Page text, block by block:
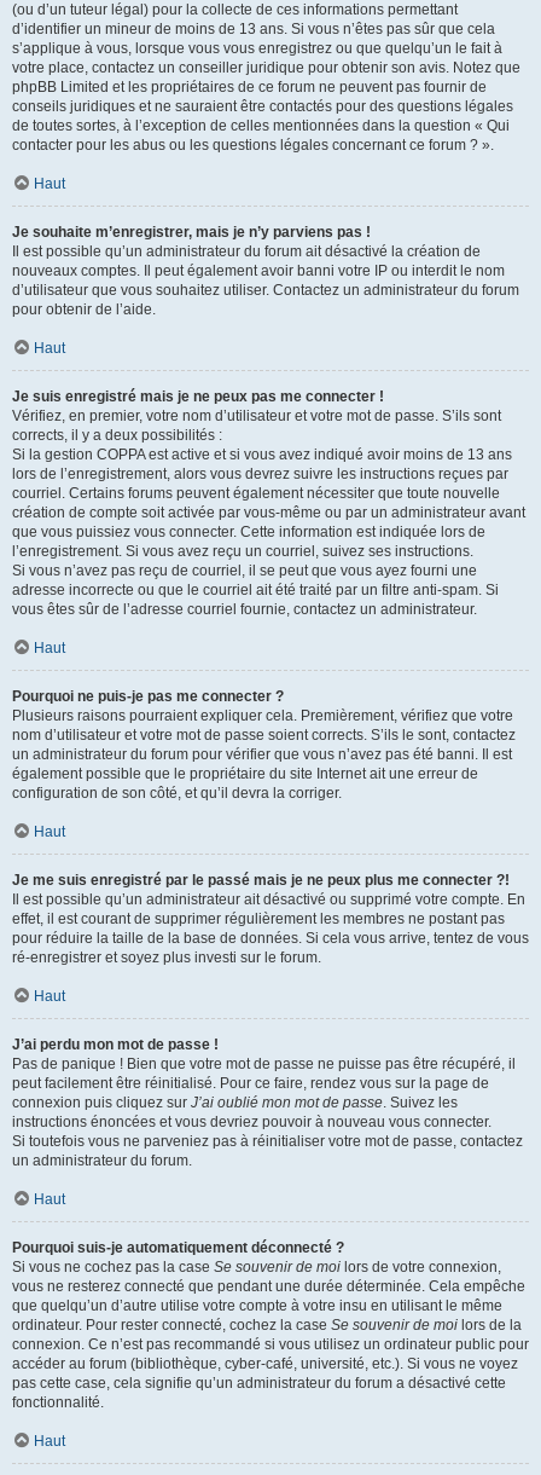
(ou d’un tuteur légal) pour la collecte de ces informations permettant
d’identifier un mineur de moins de 13 ans. Si vous n’êtes pas sûr que cela
s’applique à vous, lorsque vous vous enregistrez ou que quelqu’un le fait à
votre place, contactez un conseiller juridique pour obtenir son avis. Notez que
phpBB Limited et les propriétaires de ce forum ne peuvent pas fournir de
conseils juridiques et ne sauraient être contactés pour des questions légales
de toutes sortes, à l’exception de celles mentionnées dans la question « Qui
contacter pour les abus ou les questions légales concernant ce forum ? ».
Haut
Je souhaite m’enregistrer, mais je n’y parviens pas !
Il est possible qu’un administrateur du forum ait désactivé la création de
nouveaux comptes. Il peut également avoir banni votre IP ou interdit le nom
d’utilisateur que vous souhaitez utiliser. Contactez un administrateur du forum
pour obtenir de l’aide.
Haut
Je suis enregistré mais je ne peux pas me connecter !
Vérifiez, en premier, votre nom d’utilisateur et votre mot de passe. S’ils sont
corrects, il y a deux possibilités :
Si la gestion COPPA est active et si vous avez indiqué avoir moins de 13 ans
lors de l’enregistrement, alors vous devrez suivre les instructions reçues par
courriel. Certains forums peuvent également nécessiter que toute nouvelle
création de compte soit activée par vous-même ou par un administrateur avant
que vous puissiez vous connecter. Cette information est indiquée lors de
l’enregistrement. Si vous avez reçu un courriel, suivez ses instructions.
Si vous n’avez pas reçu de courriel, il se peut que vous ayez fourni une
adresse incorrecte ou que le courriel ait été traité par un filtre anti-spam. Si
vous êtes sûr de l’adresse courriel fournie, contactez un administrateur.
Haut
Pourquoi ne puis-je pas me connecter ?
Plusieurs raisons pourraient expliquer cela. Premièrement, vérifiez que votre
nom d’utilisateur et votre mot de passe soient corrects. S’ils le sont, contactez
un administrateur du forum pour vérifier que vous n’avez pas été banni. Il est
également possible que le propriétaire du site Internet ait une erreur de
configuration de son côté, et qu’il devra la corriger.
Haut
Je me suis enregistré par le passé mais je ne peux plus me connecter ?!
Il est possible qu’un administrateur ait désactivé ou supprimé votre compte. En
effet, il est courant de supprimer régulièrement les membres ne postant pas
pour réduire la taille de la base de données. Si cela vous arrive, tentez de vous
ré-enregistrer et soyez plus investi sur le forum.
Haut
J’ai perdu mon mot de passe !
Pas de panique ! Bien que votre mot de passe ne puisse pas être récupéré, il
peut facilement être réinitialisé. Pour ce faire, rendez vous sur la page de
connexion puis cliquez sur J’ai oublié mon mot de passe. Suivez les
instructions énoncées et vous devriez pouvoir à nouveau vous connecter.
Si toutefois vous ne parveniez pas à réinitialiser votre mot de passe, contactez
un administrateur du forum.
Haut
Pourquoi suis-je automatiquement déconnecté ?
Si vous ne cochez pas la case Se souvenir de moi lors de votre connexion,
vous ne resterez connecté que pendant une durée déterminée. Cela empêche
que quelqu’un d’autre utilise votre compte à votre insu en utilisant le même
ordinateur. Pour rester connecté, cochez la case Se souvenir de moi lors de la
connexion. Ce n’est pas recommandé si vous utilisez un ordinateur public pour
accéder au forum (bibliothèque, cyber-café, université, etc.). Si vous ne voyez
pas cette case, cela signifie qu’un administrateur du forum a désactivé cette
fonctionnalité.
Haut